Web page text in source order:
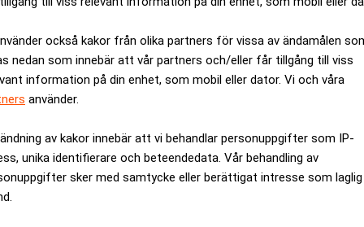
också kakor från olika partners för vissa av ändamålen
nedan som innebär att vår partners och/eller får tillgång till viss
information på din enhet, som mobil eller dator. Vi och våra
använder.
av kakor innebär att vi behandlar personuppgifter som IP-
unika identifierare och beteendedata. Vår behandling av
sker med samtycke eller berättigat intresse som laglig